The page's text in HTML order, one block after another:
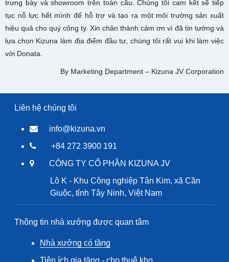
trưng bày và showroom trên toàn cầu. Chúng tôi cam kết sẽ tiếp
tục nỗ lực hết mình để hỗ trợ và tạo ra một môi trường sản xuất
hiệu quả cho quý công ty. Xin chân thành cảm ơn vì đã tin tưởng và
lựa chọn Kizuna làm địa điểm đầu tư, chúng tôi rất vui khi làm việc
với Donata.
By Marketing Department – Kizuna JV Corporation
Liên hệ chúng tôi
info@kizuna.vn
+84 272 3900 191
CÔNG TY CỔ PHẦN KIZUNA JV
Lô K - Khu Công nghiệp Tân Kim, xã Cần
Giuộc, tỉnh Tây Ninh, Việt Nam
Thông tin nhà xưởng được quan tâm
Nhà xưởng có tầng
Tiện ích gia tăng - cho thuê kho